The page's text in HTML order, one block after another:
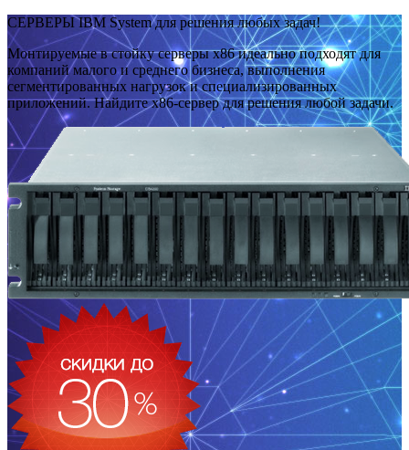
СЕРВЕРЫ IBM System для решения любых задач!
Монтируемые в стойку серверы x86 идеально подходят для
компаний малого и среднего бизнеса, выполнения
сегментированных нагрузок и специализированных
приложений. Найдите x86-сервер для решения любой задачи.